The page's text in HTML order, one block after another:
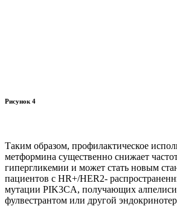
Рисунок 4
Таким образом, профилактическое
метформина существенно снижает
гипергликемии и может стать новым
пациентов с HR+/HER2-
мутации PIK3CA, получающих
фулвестрантом или другой